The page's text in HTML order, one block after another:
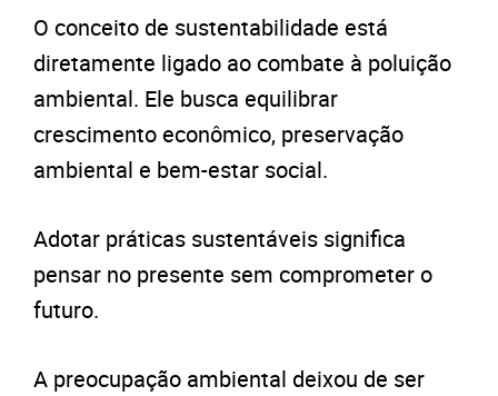
O conceito de sustentabilidade está
diretamente ligado ao combate à poluição
ambiental. Ele busca equilibrar
crescimento econômico, preservação
ambiental e bem-estar social.
Adotar práticas sustentáveis significa
pensar no presente sem comprometer o
futuro.
A preocupação ambiental deixou de ser